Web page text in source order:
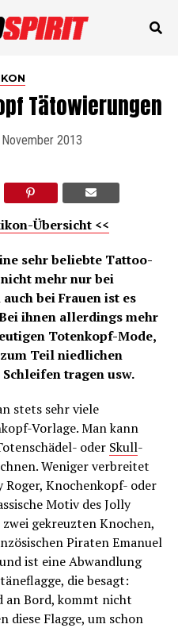
Tätowierungen
2013
Übersicht <<
sehr beliebte Tattoo-
mehr nur bei
bei Frauen ist es
ihnen allerdings mehr
Totenkopf-Mode,
Teil niedlichen
tragen usw.
stets sehr viele
Vorlage. Man kann
oder Skull-
Weniger verbreitet
Roger, Knochenkopf- oder
Motiv des Jolly
gekreuzten Knochen,
Piraten Emanuel
ist eine Abwandlung
die besagt:
an Bord, kommt nicht
diese Flagge, um schon